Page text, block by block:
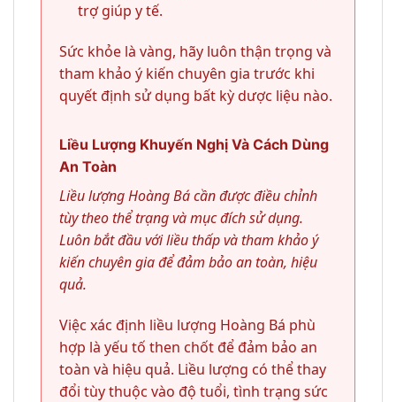
trợ giúp y tế.
Sức khỏe là vàng, hãy luôn thận trọng và
tham khảo ý kiến chuyên gia trước khi
quyết định sử dụng bất kỳ dược liệu nào.
Liều Lượng Khuyến Nghị Và Cách Dùng
An Toàn
Liều lượng Hoàng Bá cần được điều chỉnh
tùy theo thể trạng và mục đích sử dụng.
Luôn bắt đầu với liều thấp và tham khảo ý
kiến chuyên gia để đảm bảo an toàn, hiệu
quả.
Việc xác định liều lượng Hoàng Bá phù
hợp là yếu tố then chốt để đảm bảo an
toàn và hiệu quả. Liều lượng có thể thay
đổi tùy thuộc vào độ tuổi, tình trạng sức